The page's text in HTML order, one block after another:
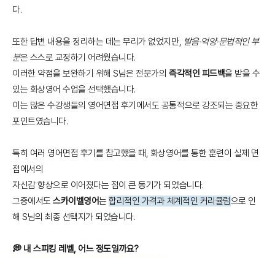
다.
또한 답변 내용을 정리하는 데는 무리가 없었지만, 발음·억양·문법적인 부
분은 스스로 교정하기 어려웠습니다.
이러한 약점을 보완하기 위해 S님은 전문가의즉각적인 피드백을 받을 수
있는 화상영어 수업을 선택했습니다.
이는 많은 수강생들의 영어면접 후기에서도 공통적으로 강조되는 중요한
포인트였습니다.
특히 여러 영어면접 후기를 참고했을 때, 화상영어를 통한 훈련이 실제 면
접에서의
자신감 향상으로 이어졌다는 점이 큰 동기가 되었습니다.
그중에서도스카이벨영어는합리적인 가격과 체계적인 커리큘럼으로 인
해 S님의 최종 선택지가 되었습니다.
💭 내 스피킹 레벨, 어느 정도일까요?